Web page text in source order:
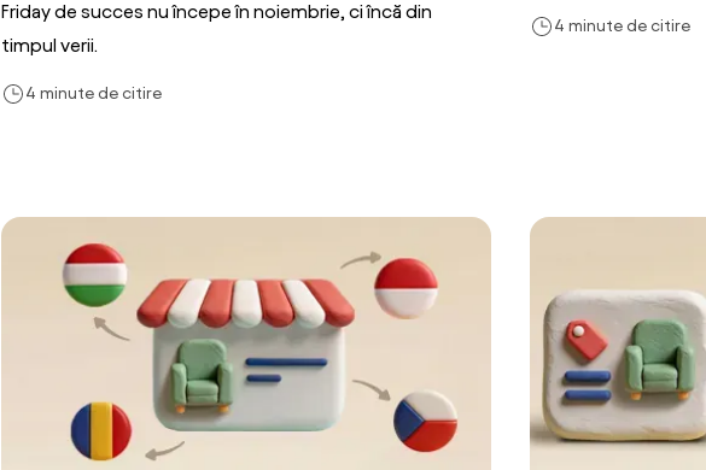
Friday de succes nu începe în noiembrie, ci încă din
timpul verii.
4 minute de citire
4 minute de citire